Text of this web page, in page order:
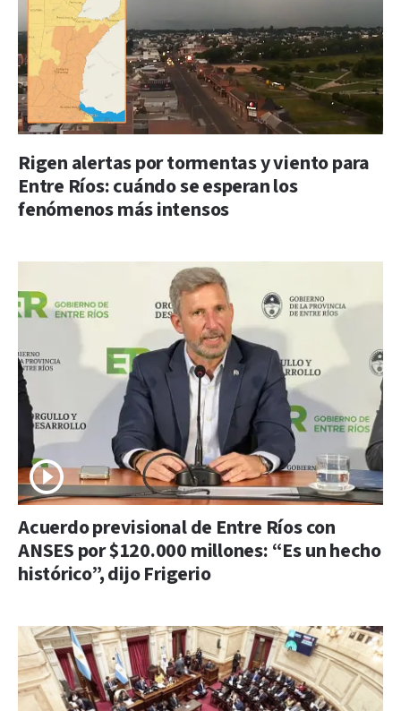
Rigen alertas por tormentas y viento para
Entre Ríos: cuándo se esperan los
fenómenos más intensos
Acuerdo previsional de Entre Ríos con
ANSES por $120.000 millones: “Es un hecho
histórico”, dijo Frigerio